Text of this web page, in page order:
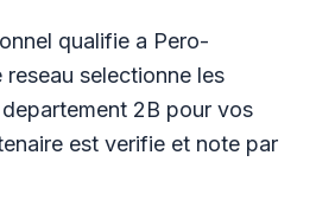
qualifie a Pero-
selectionne les
2B pour vos
est verifie et note par